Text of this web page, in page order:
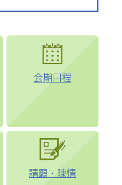
会期日程
請願・陳情